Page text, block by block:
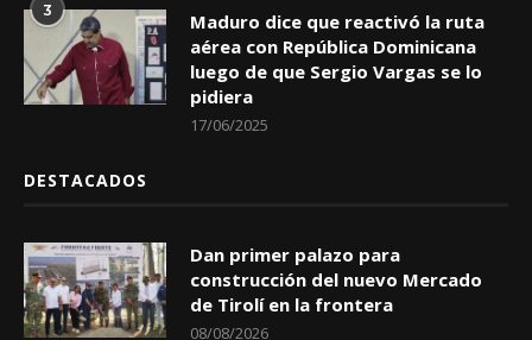
3
Maduro dice que reactivó la ruta
aérea con República Dominicana
luego de que Sergio Vargas se lo
pidiera
17/06/2025
DESTACADOS
Dan primer palazo para
construcción del nuevo Mercado
de Tirolí en la frontera
08/08/2026